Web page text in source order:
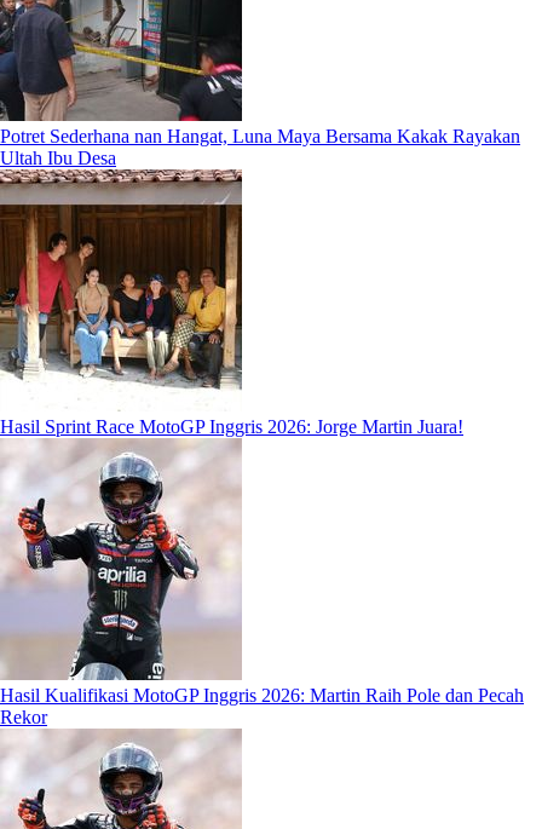
Potret Sederhana nan Hangat, Luna Maya Bersama Kakak Rayakan
Ultah Ibu Desa
Hasil Sprint Race MotoGP Inggris 2026: Jorge Martin Juara!
Hasil Kualifikasi MotoGP Inggris 2026: Martin Raih Pole dan Pecah
Rekor